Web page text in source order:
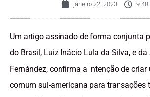
janeiro 22, 2023 9:48
Um artigo assinado de forma conjunta
do Brasil, Luiz Inácio Lula da Silva, e da
Fernández, confirma a intenção de criar
comum sul-americana para transações